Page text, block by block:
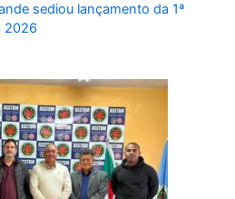
sediou lançamento da 1ª
2026